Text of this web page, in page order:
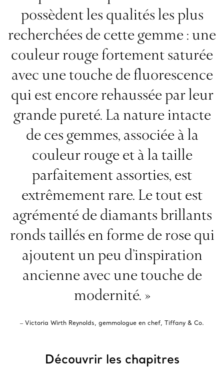
possèdent les qualités les plus
recherchées de cette gemme : une
couleur rouge fortement saturée
avec une touche de fluorescence
qui est encore rehaussée par leur
grande pureté. La nature intacte
de ces gemmes, associée à la
couleur rouge et à la taille
parfaitement assorties, est
extrêmement rare. Le tout est
agrémenté de diamants brillants
ronds taillés en forme de rose qui
ajoutent un peu d’inspiration
ancienne avec une touche de
modernité. »
‒ Victoria Wirth Reynolds, gemmologue en chef, Tiffany & Co.
Découvrir les chapitres